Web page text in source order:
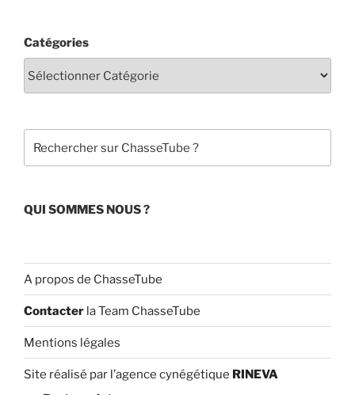
e
b
o
k
T
u
e
C
a
n
el
Catégories
QUI SOMMES NOUS ?
A propos de ChasseTube
Contacter la Team ChasseTube
Mentions légales
Site réalisé par l’agence cynégétique RINEVA